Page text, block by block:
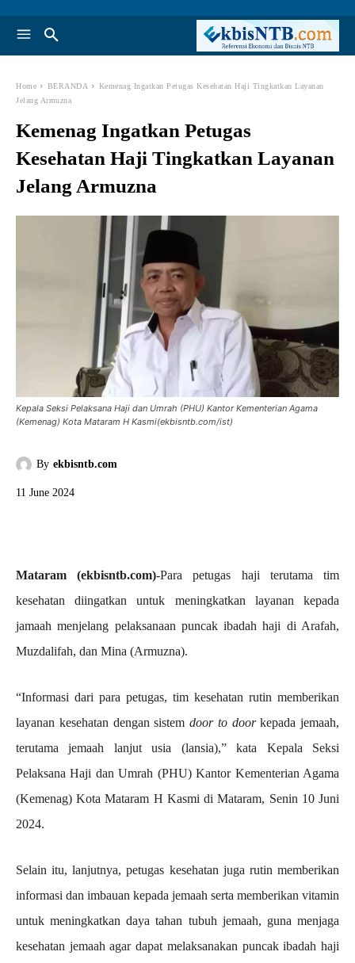
Home BERANDA
Kemenag Ingatkan Petugas Kesehatan Haji Tingkatkan Layanan
Jelang Armuzna
Kemenag Ingatkan Petugas
Kesehatan Haji Tingkatkan Layanan
Jelang Armuzna
Kepala Seksi Pelaksana Haji dan Umrah (PHU) Kantor Kementerian Agama
(Kemenag) Kota Mataram H Kasmi(ekbisntb.com/ist)
By ekbisntb.com
11 June 2024
Mataram (ekbisntb.com)-Para petugas haji terutama tim
kesehatan diingatkan untuk meningkatkan layanan kepada
jamaah menjelang pelaksanaan puncak ibadah haji di Arafah,
Muzdalifah, dan Mina (Armuzna).
“Informasi dari para petugas, tim kesehatan rutin memberikan
layanan kesehatan dengan sistem door to doorkepada jemaah,
terutama jemaah lanjut usia (lansia),” kata Kepala Seksi
Pelaksana Haji dan Umrah (PHU) Kantor Kementerian Agama
(Kemenag) Kota Mataram H Kasmi di Mataram, Senin 10 Juni
2024.
Selain itu, lanjutnya, petugas kesehatan juga rutin memberikan
informasi dan imbauan kepada jemaah serta memberikan vitamin
untuk meningkatkan daya tahan tubuh jemaah, guna menjaga
kesehatan jemaah agar dapat melaksanakan puncak ibadah haji